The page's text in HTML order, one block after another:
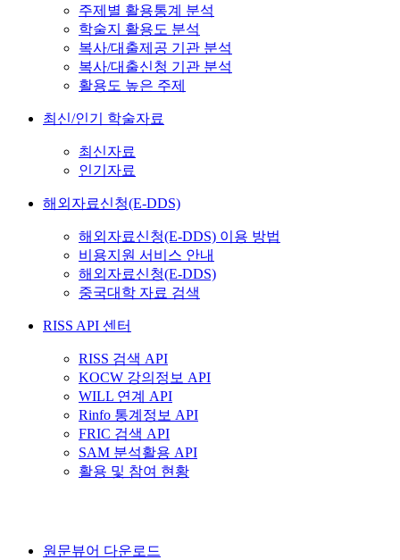
주제별 활용통계 분석
학술지 활용도 분석
복사/대출제공 기관 분석
복사/대출신청 기관 분석
활용도 높은 주제
최신/인기 학술자료
최신자료
인기자료
해외자료신청(E-DDS)
해외자료신청(E-DDS) 이용 방법
비용지원 서비스 안내
해외자료신청(E-DDS)
중국대학 자료 검색
RISS API 센터
RISS 검색 API
KOCW 강의정보 API
WILL 연계 API
Rinfo 통계정보 API
FRIC 검색 API
SAM 분석활용 API
활용 및 참여 현황
원문뷰어 다운로드